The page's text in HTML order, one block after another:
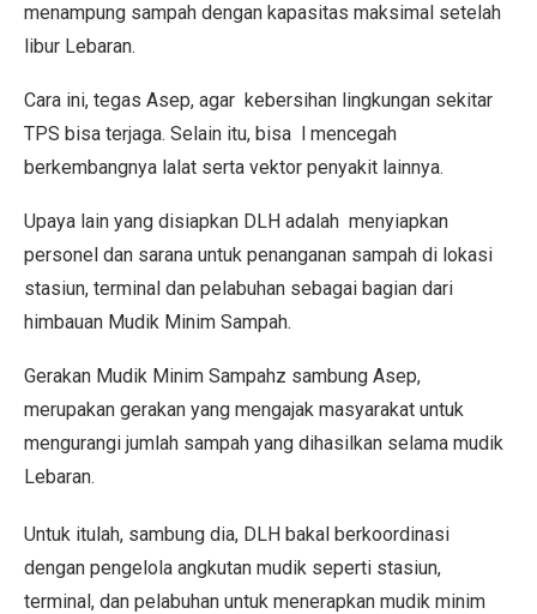
menampung sampah dengan kapasitas maksimal setelah
libur Lebaran.
Cara ini, tegas Asep, agar kebersihan lingkungan sekitar
TPS bisa terjaga. Selain itu, bisa l mencegah
berkembangnya lalat serta vektor penyakit lainnya.
Upaya lain yang disiapkan DLH adalah menyiapkan
personel dan sarana untuk penanganan sampah di lokasi
stasiun, terminal dan pelabuhan sebagai bagian dari
himbauan Mudik Minim Sampah.
Gerakan Mudik Minim Sampahz sambung Asep,
merupakan gerakan yang mengajak masyarakat untuk
mengurangi jumlah sampah yang dihasilkan selama mudik
Lebaran.
Untuk itulah, sambung dia, DLH bakal berkoordinasi
dengan pengelola angkutan mudik seperti stasiun,
terminal, dan pelabuhan untuk menerapkan mudik minim